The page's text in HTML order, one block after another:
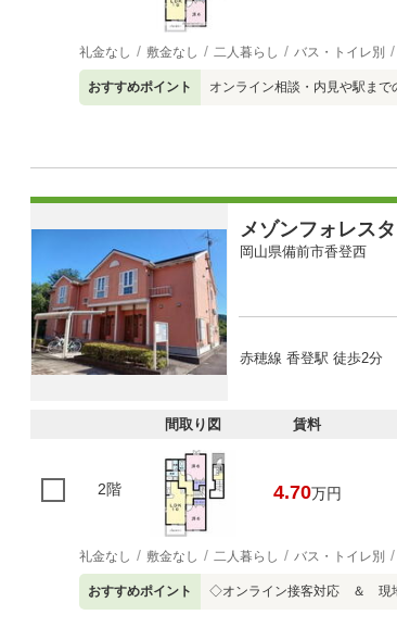
礼金なし 敷金なし 二人暮らし バス・トイレ別
おすすめポイント オンライン相談・内見や駅まで
メゾンフォレス
岡山県備前市香登西
赤穂線 香登駅 徒歩2分
間取り図 賃料
2階 4.70万円
礼金なし 敷金なし 二人暮らし バス・トイレ別
おすすめポイント ◇オンライン接客対応 ＆ 現